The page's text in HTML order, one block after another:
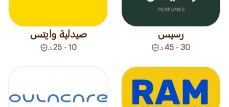
رسيس
30 - 45 د
صيدلية وايتس
10 - 25 د